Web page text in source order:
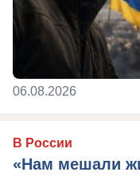
06.08.2026
В России
«Нам мешали